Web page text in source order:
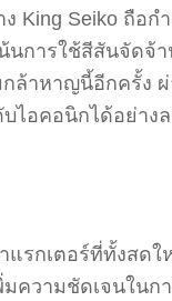
King Seiko ถือก
น้นการใช้สีสันจัด
าหาญนี้อีกครั้ง ผ่
ไอคอนิกได้อย่าง
รกเตอร์ที่ทั้งสดใ
วามชัดเจนในกา